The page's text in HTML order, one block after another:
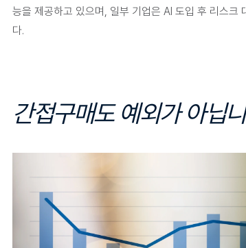
능을 제공하고 있으며, 일부 기업은 AI 도입 후 리스
다.
간접구매도 예외가 아닙